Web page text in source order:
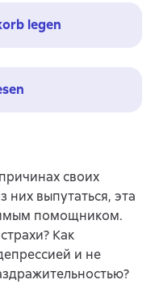
legen
своих
них выпутаться, эта
помощником.
Как
и не